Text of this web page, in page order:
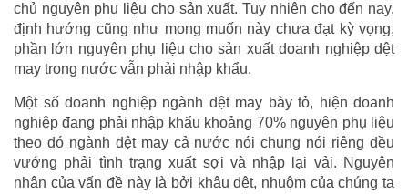
chủ nguyên phụ liệu cho sản xuất. Tuy nhiên cho đến nay,
định hướng cũng như mong muốn này chưa đạt kỳ vọng,
phần lớn nguyên phụ liệu cho sản xuất doanh nghiệp dệt
may trong nước vẫn phải nhập khẩu.
Một số doanh nghiệp ngành dệt may bày tỏ, hiện doanh
nghiệp đang phải nhập khẩu khoảng 70% nguyên phụ liệu
theo đó ngành dệt may cả nước nói chung nói riêng đều
vướng phải tình trạng xuất sợi và nhập lại vải. Nguyên
nhân của vấn đề này là bởi khâu dệt, nhuộm của chúng ta